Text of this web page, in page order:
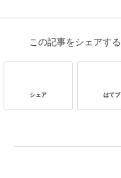
この記事をシェアする
シェア はてブ